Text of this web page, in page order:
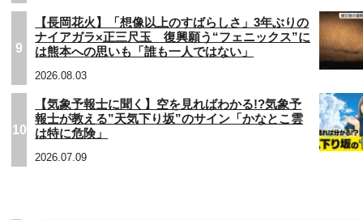
9
【長岡花火】「想像以上のすばらしさ」3年ぶりの
ナイアガラ×正三尺玉 復興願う“フェニックス”に
は熊本への思いも「誰も一人ではない」
2026.08.03
10
【気象予報士に聞く】空を見ればわかる!?気象予
報士が教える”天気下り坂”のサイン「かなとこ雲
は特に危険」
2026.07.09